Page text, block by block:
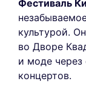
Фестиваль
культурой.
во Дворе
и моде через
концертов.